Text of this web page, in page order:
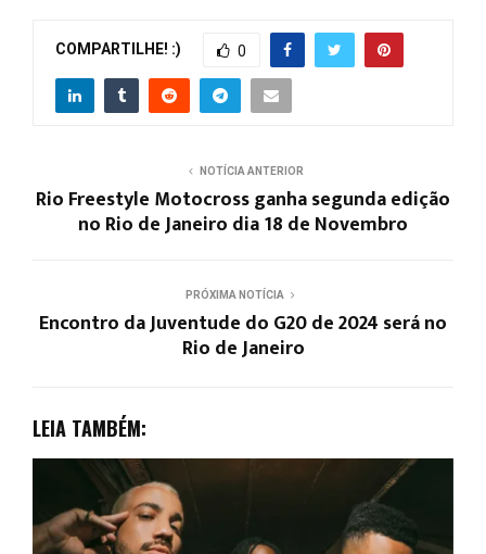
COMPARTILHE! :) 0
NOTÍCIA ANTERIOR
Rio Freestyle Motocross ganha segunda edição
no Rio de Janeiro dia 18 de Novembro
PRÓXIMA NOTÍCIA
Encontro da Juventude do G20 de 2024 será no
Rio de Janeiro
LEIA TAMBÉM: